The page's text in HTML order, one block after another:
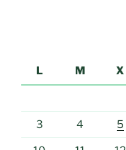
L
M X
3 4 5